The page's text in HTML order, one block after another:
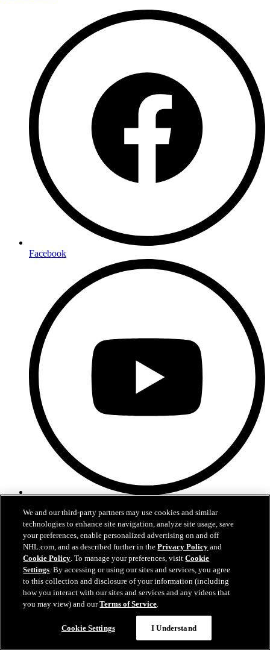
Facebook
We and our third-party partners may use cookies and similar
technologies to enhance site navigation, analyze site usage, save
your preferences, enable personalized advertising on and off
NHL.com, and as described further in thePrivacy Policy and
Cookie Policy. To manage your preferences, visitCookie
Settings. By accessing or using our sites and services, you agree
to this collection and disclosure of your information (including
how you interact with our sites and services and any videos that
you may view) and ourTerms of Service.
Cookie Settings I Understand